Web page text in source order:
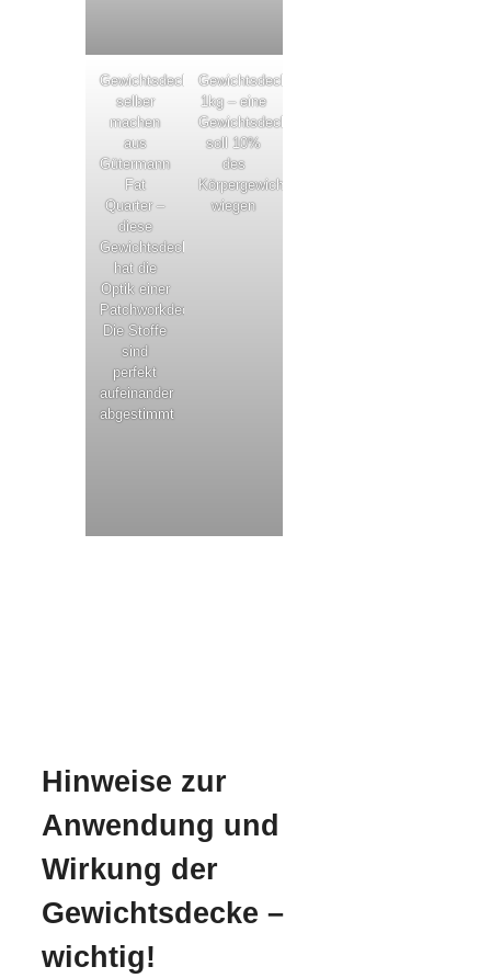
Gewichtsdecke
selber
machen
aus
Gütermann
Fat
Quarter –
diese
Gewichtsdecke
hat die
Optik einer
Patchworkdecke.
Die Stoffe
sind
perfekt
aufeinander
abgestimmt
Gewichtsdecke,
1kg – eine
Gewichtsdecke
soll 10%
des
Körpergewichts
wiegen
Hinweise zur
Anwendung und
Wirkung der
Gewichtsdecke –
wichtig!